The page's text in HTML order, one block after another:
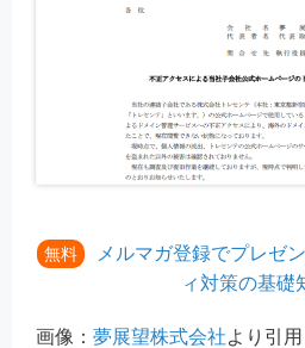
無料
メルマガ登録でプレゼ
ィ対策の基礎
画像： 夢展望株式会社より引用